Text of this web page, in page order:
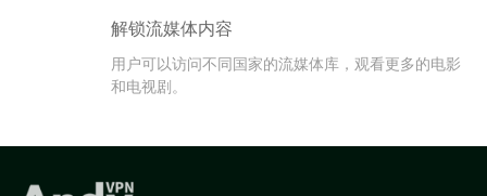
解锁流媒体内容
用户可以访问不同国家的流媒体库，观看更多的电影
和电视剧。